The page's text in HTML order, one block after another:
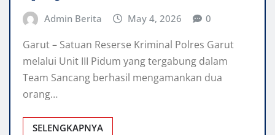
Admin Berita May 4, 2026 0
Garut – Satuan Reserse Kriminal Polres Garut
melalui Unit III Pidum yang tergabung dalam
Team Sancang berhasil mengamankan dua
orang…
SELENGKAPNYA